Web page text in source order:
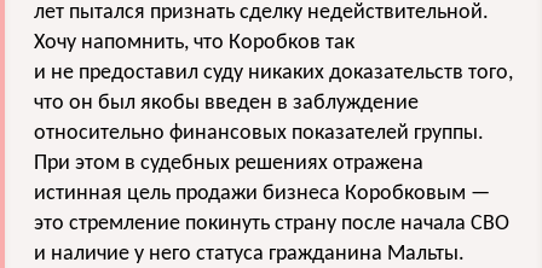
лет пытался признать сделку недействительной.
Хочу напомнить, что Коробков так
и не предоставил суду никаких доказательств того,
что он был якобы введен в заблуждение
относительно финансовых показателей группы.
При этом в судебных решениях отражена
истинная цель продажи бизнеса Коробковым —
это стремление покинуть страну после начала СВО
и наличие у него статуса гражданина Мальты.